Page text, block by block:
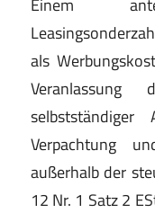
als
Verpachtung
außerhalb der
12 Nr. 1 Satz 2